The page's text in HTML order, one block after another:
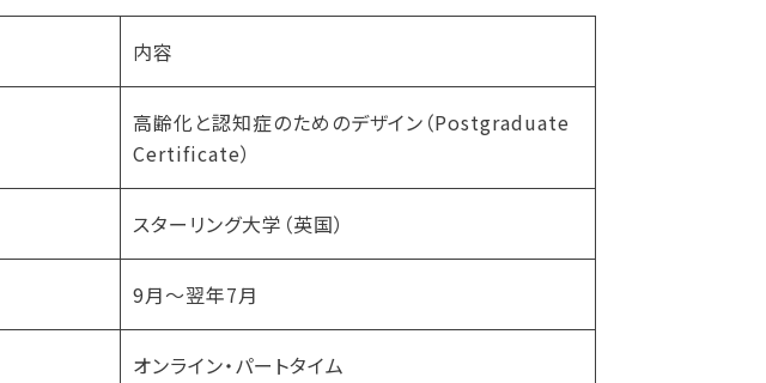
内容
高齢化と認知症のためのデザイン（Postgraduate
Certificate）
スターリング大学（英国）
9月～翌年7月
オンライン・パートタイム